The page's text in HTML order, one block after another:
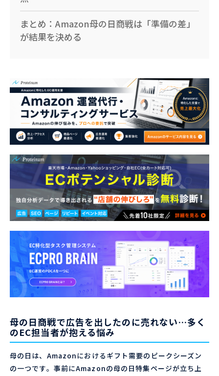
まとめ：Amazon母の日商戦は「準備の差」
が結果を決める
母の日商戦で広告を出したのに売れない…多く
のEC担当者が抱える悩み
母の日は、Amazonにおけるギフト需要のピークシーズン
の一つです。事前にAmazonの母の日特集ページが立ち上